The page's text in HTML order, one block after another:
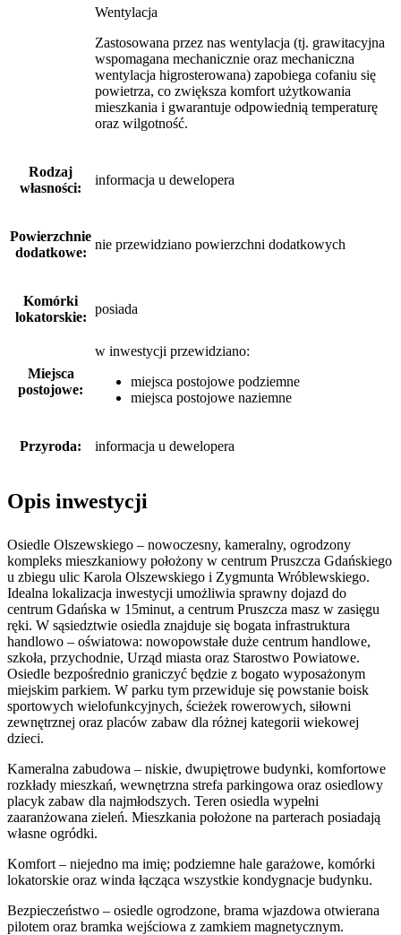
Wentylacja
Zastosowana przez nas wentylacja (tj. grawitacyjna
wspomagana mechanicznie oraz mechaniczna
wentylacja higrosterowana) zapobiega cofaniu się
powietrza, co zwiększa komfort użytkowania
mieszkania i gwarantuje odpowiednią temperaturę
oraz wilgotność.
Rodzaj
własności:
informacja u dewelopera
Powierzchnie
dodatkowe:
nie przewidziano powierzchni dodatkowych
Komórki
lokatorskie:
posiada
Miejsca
postojowe:
w inwestycji przewidziano:
miejsca postojowe podziemne
miejsca postojowe naziemne
Przyroda: informacja u dewelopera
Opis inwestycji
Osiedle Olszewskiego – nowoczesny, kameralny, ogrodzony
kompleks mieszkaniowy położony w centrum Pruszcza Gdańskiego
u zbiegu ulic Karola Olszewskiego i Zygmunta Wróblewskiego.
Idealna lokalizacja inwestycji umożliwia sprawny dojazd do
centrum Gdańska w 15minut, a centrum Pruszcza masz w zasięgu
ręki. W sąsiedztwie osiedla znajduje się bogata infrastruktura
handlowo – oświatowa: nowopowstałe duże centrum handlowe,
szkoła, przychodnie, Urząd miasta oraz Starostwo Powiatowe.
Osiedle bezpośrednio graniczyć będzie z bogato wyposażonym
miejskim parkiem. W parku tym przewiduje się powstanie boisk
sportowych wielofunkcyjnych, ścieżek rowerowych, siłowni
zewnętrznej oraz placów zabaw dla różnej kategorii wiekowej
dzieci.
Kameralna zabudowa – niskie, dwupiętrowe budynki, komfortowe
rozkłady mieszkań, wewnętrzna strefa parkingowa oraz osiedlowy
placyk zabaw dla najmłodszych. Teren osiedla wypełni
zaaranżowana zieleń. Mieszkania położone na parterach posiadają
własne ogródki.
Komfort – niejedno ma imię; podziemne hale garażowe, komórki
lokatorskie oraz winda łącząca wszystkie kondygnacje budynku.
Bezpieczeństwo – osiedle ogrodzone, brama wjazdowa otwierana
pilotem oraz bramka wejściowa z zamkiem magnetycznym.